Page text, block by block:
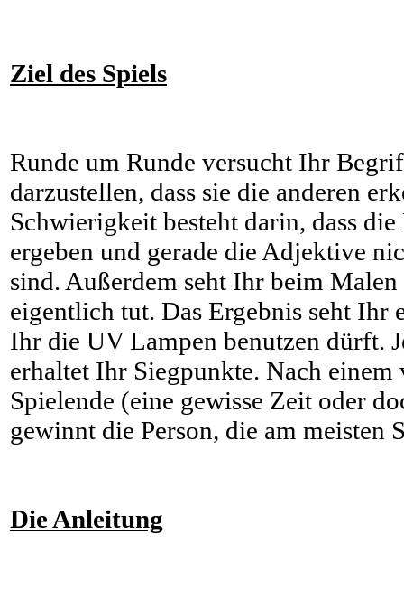
Ziel des Spiels
Runde um Runde versucht Ihr
darzustellen, dass sie die anderen
Schwierigkeit besteht darin, dass
ergeben und gerade die Adjektive
sind. Außerdem seht Ihr beim
eigentlich tut. Das Ergebnis seht Ihr
Ihr die UV Lampen benutzen dürft.
erhaltet Ihr Siegpunkte. Nach
Spielende (eine gewisse Zeit oder
gewinnt die Person, die am meisten
Die Anleitung